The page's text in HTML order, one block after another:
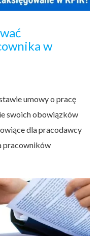
w
umowy o pracę
swoich obowiązków
dla pracodawcy
pracowników